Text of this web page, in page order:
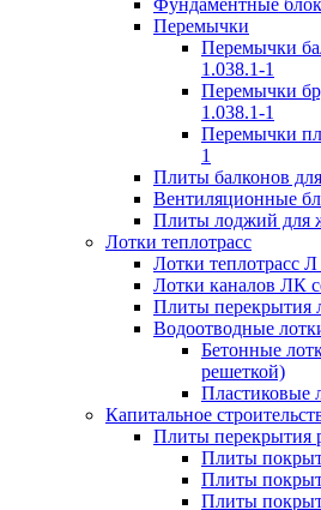
Фундаментные
Перемычки
Перемычки
1.038.1-1
Перемычки
1.038.1-1
Перемычки
1
Плиты балконов
Вентиляционные
Плиты лоджий для
Лотки теплотрасс
Лотки теплотрасс
Лотки каналов ЛК
Плиты перекрытия
Водоотводные
Бетонные
решеткой)
Пластиковые
Капитальное
Плиты перекрытия
Плиты
Плиты
Плиты